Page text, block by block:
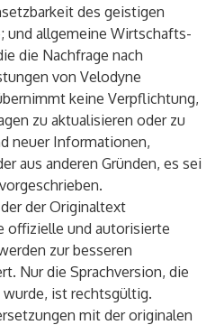
des geistigen
und allgemeine Wirtschafts-
die Nachfrage nach
von Velodyne
keine Verpflichtung,
zu aktualisieren oder zu
neuer Informationen,
aus anderen Gründen, es sei
der Originaltext
offizielle und autorisierte
zur besseren
Nur die Sprachversion, die
ist rechtsgültig.
mit der originalen